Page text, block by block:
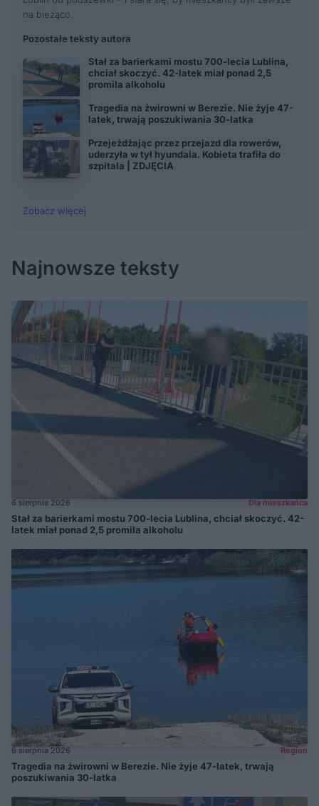
na bieżąco.
Pozostałe teksty autora
Stał za barierkami mostu 700-lecia Lublina,
chciał skoczyć. 42-latek miał ponad 2,5
promila alkoholu
Tragedia na żwirowni w Berezie. Nie żyje 47-
latek, trwają poszukiwania 30-latka
Przejeżdżając przez przejazd dla rowerów,
uderzyła w tył hyundaia. Kobieta trafiła do
szpitala | ZDJĘCIA
Zobacz więcej
Najnowsze teksty
6 sierpnia 2026 Dla mieszkańca
Stał za barierkami mostu 700-lecia Lublina, chciał skoczyć. 42-
latek miał ponad 2,5 promila alkoholu
6 sierpnia 2026 Region
Tragedia na żwirowni w Berezie. Nie żyje 47-latek, trwają
poszukiwania 30-latka